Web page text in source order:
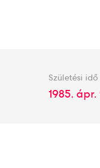
Születési idő
1985. ápr.